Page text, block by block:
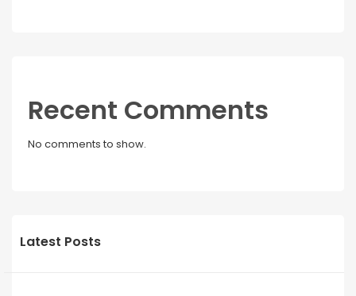
Recent Comments
No comments to show.
Latest Posts